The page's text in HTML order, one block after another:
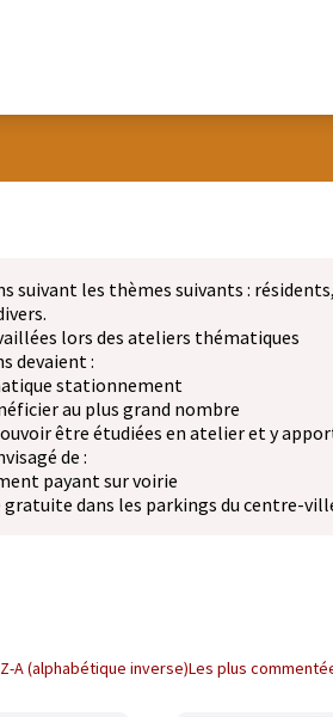
utilisateur
suivant les thèmes suivants :
lors des ateliers thématiques
devaient :
stationnement
au plus grand nombre
être étudiées en atelier et y
de :
payant sur voirie
gratuite dans les parkings du centre-
Z-A (alphabétique inverse)Les plus